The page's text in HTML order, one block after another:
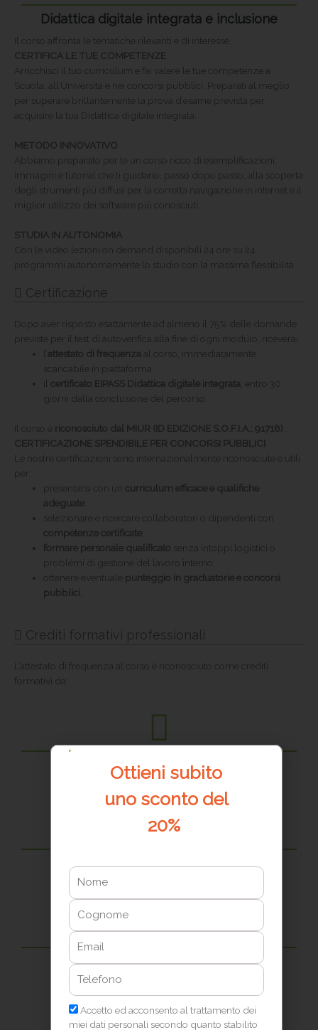
Didattica digitale integrata e inclusione
Il corso affronta le tematiche rilevanti e di interesse.
CERTIFICA LE TUE COMPETENZE
Arricchisci il tuo curriculum e fai valere le tue competenze a
Scuola, all’Università e nei concorsi pubblici. Preparati al meglio
per superare brillantemente la prova d’esame prevista per
acquisire la tua Didattica digitale integrata.
METODO INNOVATIVO
Abbiamo preparato per te un corso ricco di esemplificazioni,
immagini e tutorial che ti guidano, passo dopo passo, alla scoperta
degli strumenti più diffusi per la corretta navigazione in internet e il
miglior utilizzo dei software più conosciuti.
STUDIA IN AUTONOMIA
Con le video lezioni on demand disponibili 24 ore su 24
programmi autonomamente lo studio con la massima flessibilità.
Certificazione
Dopo aver risposto esattamente ad almeno il 75% delle domande
previste per il test di autoverifica alla fine di ogni modulo, riceverai
l’ attestato di frequenza al corso, immediatamente
scaricabile in piattaforma
ilcertificato EIPASS Didattica digitale integrata , entro 30
giorni dalla conclusione del percorso.
Il corso è riconosciuto dal MIUR (ID EDIZIONE S.O.F.I.A.: 91718)
CERTIFICAZIONE SPENDIBILE PER CONCORSI PUBBLICI
Le nostre certificazioni sono internazionalmente riconosciute e utili
per:
presentarsi con uncurriculum efficace e qualifiche
adeguate
selezionare e ricercare collaboratori o dipendenti con
competenze certificate
formare personale qualificato senza intoppi logistici o
problemi di gestione del lavoro interno;
ottenere eventuale punteggio in graduatoriee concorsi
pubblici
Crediti formativi professionali
L’attestato di frequenza al corso è riconosciuto come crediti
formativi da:
Avvocati
Architetti
13 crediti formativi professionali
Consulenti del lavoro
13 crediti formativi professionali
Ottieni subito
uno sconto del
20%
Nome
Cognome
Email
Telefono
Privacy
Accetto ed acconsento al trattamento dei
miei dati personali secondo quanto stabilito